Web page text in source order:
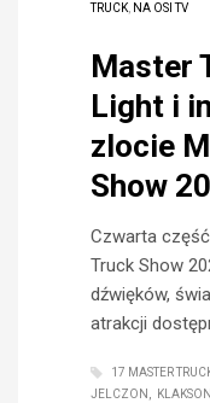
TRUCK NA OSI TV
Master
Light i
zlocie
Show
Czwarta
Truck Show
dźwięków,
atrakcji
17 MASTER
JELCZON